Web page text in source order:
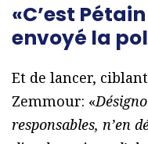
«C’est
envoyé la
Et de lancer,
Zemmour: «
responsables, n’en